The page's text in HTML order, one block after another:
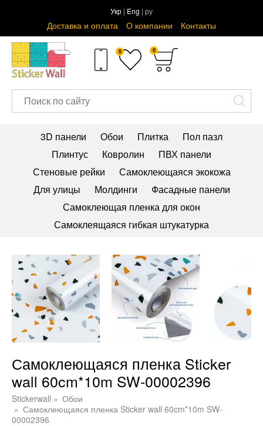
Укр | Eng | ру
Доставка и оплата О компании Контакты
0 0
3D панели Обои Плитка
Пол пазл
Плинтус
Ковролин
ПВХ панели
Стеновые рейки
Самоклеющаяся экокожа
Для улицы
Молдинги
Фасадные панели
Самоклеющая пленка для окон
Самоклеящаяся гибкая штукатурка
Самоклеющаяся пленка Sticker
wall 60cm*10m SW-00002396
Stickerwall
Обои
Самоклеющаяся пленка Sticker wall 60cm*10m SW-
00002396